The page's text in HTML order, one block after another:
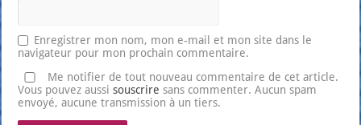
Enregistrer mon nom, mon e-mail et mon site dans le
navigateur pour mon prochain commentaire.
Me notifier de tout nouveau commentaire de cet article.
Vous pouvez aussisouscrire sans commenter. Aucun spam
envoyé, aucune transmission à un tiers.